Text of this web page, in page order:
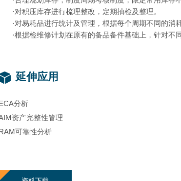
·对积压库存进行梳理整改，定期抽检及整理。
·对易耗品进行统计及管理，根据每个周期不同的消
·根据检维修计划在原有的备品备件基础上，针对不
延伸应用
分析
资产完整性管理
可靠性分析